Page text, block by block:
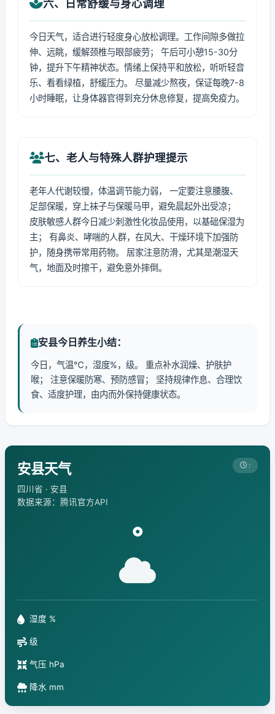
六、日常舒缓与身心调理
今日天气，适合进行轻度身心放松调理。工作间隙多做拉
伸、远眺，缓解颈椎与眼部疲劳； 午后可小憩15-30分
钟，提升下午精神状态。情绪上保持平和放松，听听轻音
乐、看看绿植，舒缓压力。 尽量减少熬夜，保证每晚7-8
小时睡眠，让身体器官得到充分休息修复，提高免疫力。
七、老人与特殊人群护理提示
老年人代谢较慢，体温调节能力弱， 一定要注意腰腹、
足部保暖，穿上袜子与保暖马甲，避免晨起外出受凉；
皮肤敏感人群今日减少刺激性化妆品使用，以基础保湿为
主； 有鼻炎、哮喘的人群，在风大、干燥环境下加强防
护，随身携带常用药物。 居家注意防滑，尤其是潮湿天
气，地面及时擦干，避免意外摔倒。
安县今日养生小结：
今日，气温℃，湿度%，级。 重点补水润燥、护肤护
喉； 注意保暖防寒、预防感冒； 坚持规律作息、合理饮
食、适度护理，由内而外保持健康状态。
安县天气
四川省 · 安县
数据来源：腾讯官方API
:
°
湿度 %
级
气压 hPa
降水 mm